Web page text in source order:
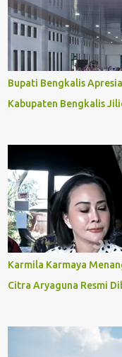
Bupati Bengkalis
Kabupaten Bengkalis
Karmila Karmaya
Citra Aryaguna Resmi